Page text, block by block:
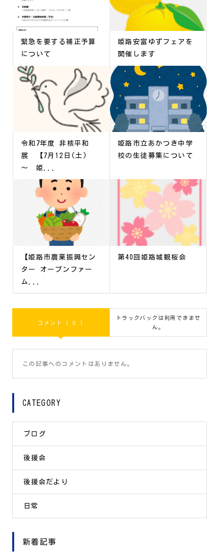
緊急を要する補正予算
について
姫路安富ゆずフェアを
開催します
令和7年度 非核平和
展 【7月12日(土)
～ 姫...
姫路市立あかつき中学
校の生徒募集について
【姫路市農業振興セン
ター オープンファー
ム...
第40回姫路城観桜会
コメント ( 0 )
トラックバックは利用できませ
ん。
この記事へのコメントはありません。
CATEGORY
ブログ
後援会
後援会だより
日常
新着記事